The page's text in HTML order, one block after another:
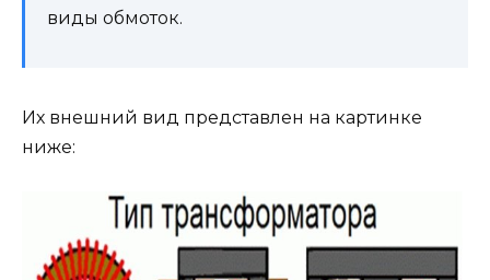
виды обмоток.
Их внешний вид представлен на картинке
ниже: